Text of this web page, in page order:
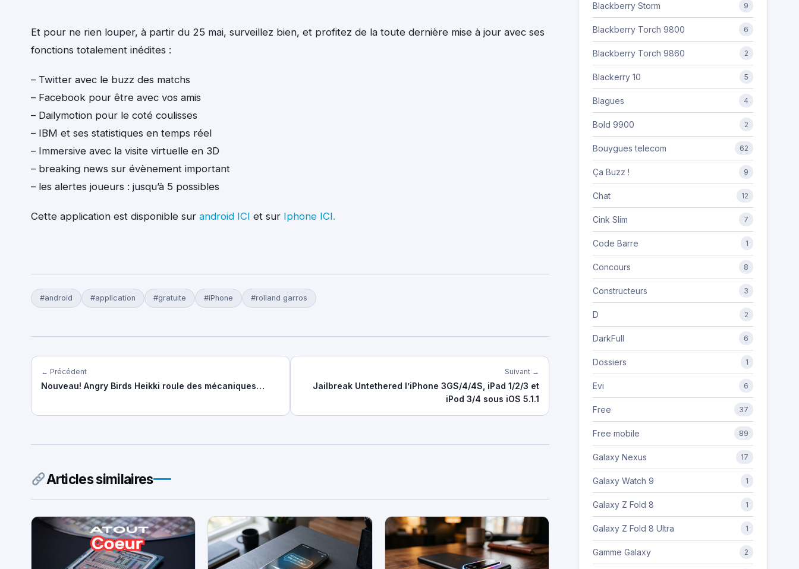
Et pour ne rien louper, à partir du 25 mai, surveillez bien, et profitez de la toute dernière mise à jour avec ses
fonctions totalement inédites :
– Twitter avec le buzz des matchs
– Facebook pour être avec vos amis
– Dailymotion pour le coté coulisses
– IBM et ses statistiques en temps réel
– Immersive avec la visite virtuelle en 3D
– breaking news sur évènement important
– les alertes joueurs : jusqu’à 5 possibles
Cette application est disponible sur android ICI et sur Iphone ICI.
#android #application #gratuite #iPhone #rolland garros
← Précédent
Nouveau! Angry Birds Heikki roule des mécaniques…
Suivant →
Jailbreak Untethered l’iPhone 3GS/4/4S, iPad 1/2/3 et
iPod 3/4 sous iOS 5.1.1
Articles similaires
Blackberry Storm 9
Blackberry Torch 9800 6
Blackberry Torch 9860 2
Blackerry 10 5
Blagues 4
Bold 9900 2
Bouygues telecom 62
Ça Buzz ! 9
Chat 12
Cink Slim 7
Code Barre 1
Concours 8
Constructeurs 3
D 2
DarkFull 6
Dossiers 1
Evi 6
Free 37
Free mobile 89
Galaxy Nexus 17
Galaxy Watch 9 1
Galaxy Z Fold 8 1
Galaxy Z Fold 8 Ultra 1
Gamme Galaxy 2